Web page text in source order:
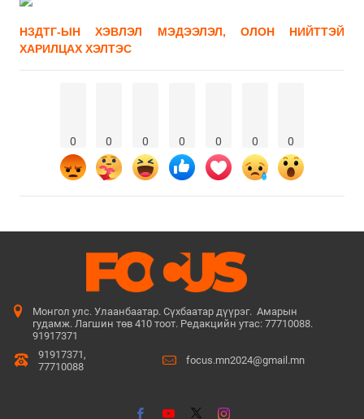
НЗДТГ-ЫН ХЭВЛЭЛ МЭДЭЭЛЭЛ, ОЛОН НИЙТТЭЙ
ХАРИЛЦАХ ХЭЛТЭС
0 0 0 0 0 0 0
Монгол улс. Улаанбаатар. Сүхбаатар дүүрэг. Амарын
гудамж. Лагшин төв 410 тоот. Редакцийн утас: 77710088.
91917371
91917371,
77710088
focus.mn2024@gmail.mn